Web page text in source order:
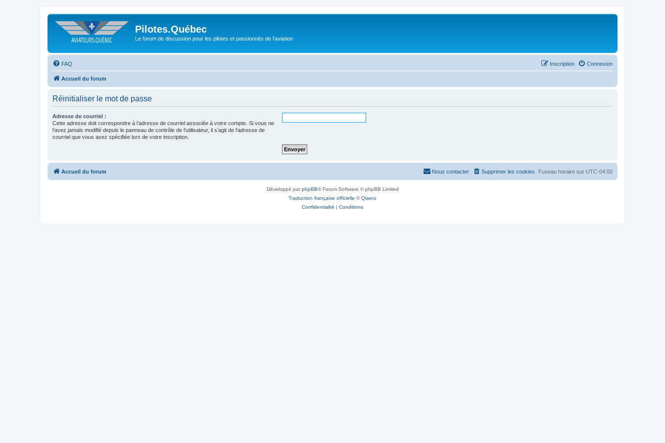
Pilotes.Québec
Le forum de discussion pour les pilotes et passionnés de l'aviation
FAQ Connexion
Inscription
Accueil du forum
Réinitialiser le mot de passe
Adresse de courriel :
Cette adresse doit correspondre à l’adresse de courriel associée à votre compte. Si vous ne
l’avez jamais modifié depuis le panneau de contrôle de l’utilisateur, il s’agit de l’adresse de
courriel que vous avez spécifiée lors de votre inscription.
Accueil du forum Fuseau horaire sur UTC-04:00
Supprimer les cookies
Nous contacter
Développé parphpBB® Forum Software © phpBB Limited
Traduction française officielle ©Qiaeru
Confidentialité | Conditions